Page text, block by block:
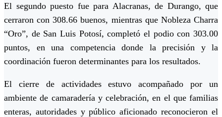
El segundo puesto fue para Alacranas, de Durango, que
cerraron con308.66 buenos, mientras que Nobleza Charra
“Oro”, de San Luis Potosí, completó el podio con 303.00
puntos, en una competencia donde la precisión y la
coordinación fueron determinantes para los resultados.
El cierre de actividades estuvo acompañado por un
ambiente de camaradería y celebración, en el que familias
enteras, autoridades y público aficionado reconocieron el